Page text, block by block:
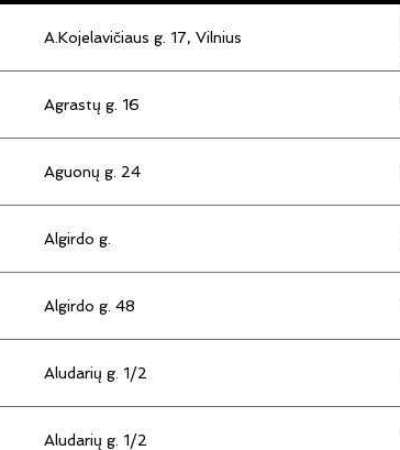
A.Kojelavičiaus g. 17, Vilnius
Agrastų g. 16
Aguonų g. 24
Algirdo g.
Algirdo g. 48
Aludarių g. 1/2
Aludarių g. 1/2